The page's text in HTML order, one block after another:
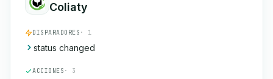
Coliaty
DISPARADORES · 1
status changed
ACCIONES · 3